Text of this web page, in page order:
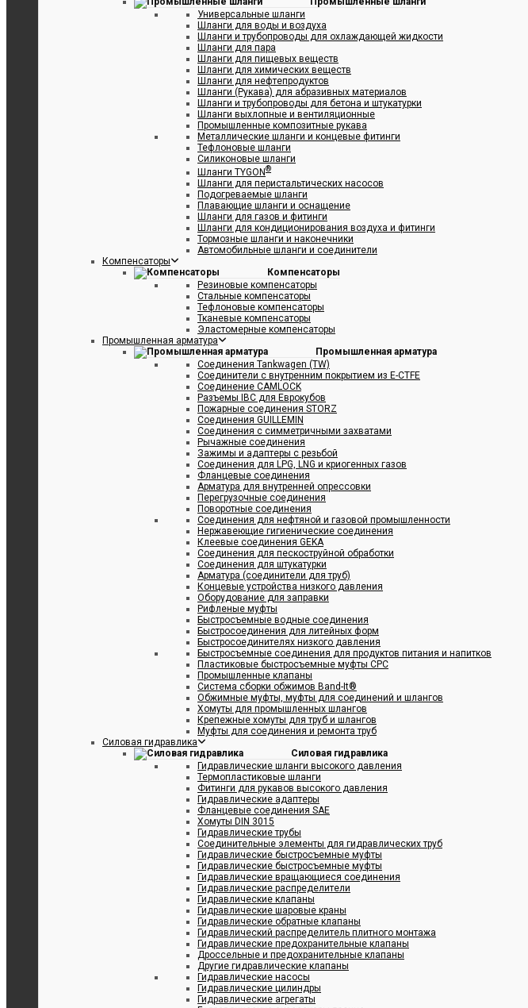
Универсальные шланги
Шланги для воды и воздуха
Шланги и трубопроводы для охлаждающей жидкости
Шланги для пара
Шланги для пищевых веществ
Шланги для химических веществ
Шланги для нефтепродуктов
Шланги (Рукава) для абразивных материалов
Шланги и трубопроводы для бетона и штукатурки
Шланги выхлопные и вентиляционные
Промышленные композитные рукава
Металлические шланги и концевые фитинги
Тефлоновые шланги
Силиконовые шланги
Шланги TYGON®
Шланги для перистальтических насосов
Подогреваемые шланги
Плавающие шланги и оснащение
Шланги для газов и фитинги
Шланги для кондиционирования воздуха и фитинги
Тормозные шланги и наконечники
Автомобильные шланги и соединители
Компенсаторы
Компенсаторы
Резиновые компенсаторы
Стальные компенсаторы
Тефлоновые компенсаторы
Тканевые компенсаторы
Эластомерные компенсаторы
Промышленная арматура
Промышленная арматура
Соединения Tankwagen (TW)
Соединители с внутренним покрытием из E-CTFE
Соединение CAMLOCK
Разъемы IBC для Еврокубов
Пожарные соединения STORZ
Соединения GUILLEMIN
Соединения с симметричными захватами
Рычажные соединения
Зажимы и адаптеры с резьбой
Соединения для LPG, LNG и криогенных газов
Фланцевые соединения
Арматура для внутренней опрессовки
Перегрузочные соединения
Поворотные соединения
Соединения для нефтяной и газовой промышленности
Нержавеющие гигиенические соединения
Клеевые соединения GEKA
Соединения для пескоструйной обработки
Cоединения для штукатурки
Арматура (соединители для труб)
Концевые устройства низкого давления
Оборудование для заправки
Рифленые муфты
Быстросъемные водные соединения
Быстросоединения для литейных форм
Быстросоединителях низкого давления
Быстросъемные соединения для продуктов питания и напитков
Пластиковые быстросъемные муфты CPC
Промышленные клапаны
Система сборки обжимов Band-It®
Обжимные муфты, муфты для соединений и шлангов
Хомуты для промышленных шлангов
Крепежные хомуты для труб и шлангов
Муфты для соединения и ремонта труб
Силовая гидравлика
Силовая гидравлика
Гидравлические шланги высокого давления
Термопластиковые шланги
Фитинги для рукавов высокого давления
Гидравлические адаптеры
Фланцевые соединения SAE
Хомуты DIN 3015
Гидравлические трубы
Соединительные элементы для гидравлических труб
Гидравлические быстросъемные муфты
Гидравлические быстросъемные муфты
Гидравлические вращающиеся соединения
Гидравлические распределители
Гидравлические клапаны
Гидравлические шаровые краны
Гидравлические обратные клапаны
Гидравлический распределитель плитного монтажа
Гидравлические предохранительные клапаны
Дроссельные и предохранительные клапаны
Другие гидравлические клапаны
Гидравлические насосы
Гидравлические цилиндры
Гидравлические агрегаты